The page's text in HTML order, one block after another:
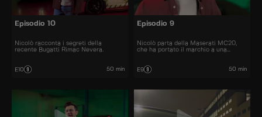
Episodio 10
Nicolò racconta i segreti della
recente Bugatti Rimac Nevera.
E10 50 min
Episodio 9
Nicolò parta della Maserati MC20,
che ha portato il marchio a una
E9 50 min